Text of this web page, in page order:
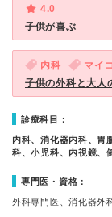
4.0
子供が喜ぶ
内科 マイ
子供の外科と大人
診療科目：
内科、消化器内科、胃
科、小児科、内視鏡、
専門医・資格：
外科専門医、消化器外